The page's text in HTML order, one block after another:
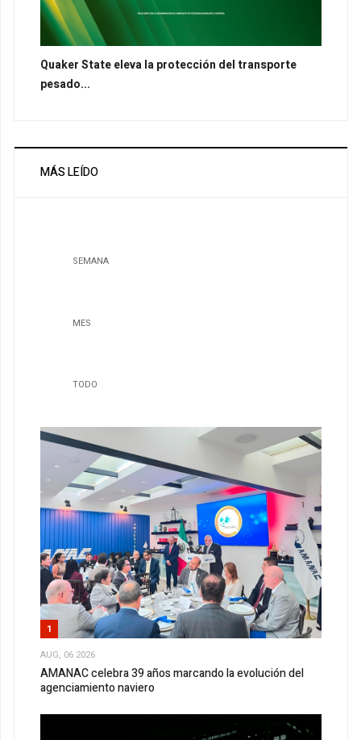
Quaker State eleva la protección del transporte
pesado...
MÁS LEÍDO
SEMANA
MES
TODO
1
AUG, 06 2026
AMANAC celebra 39 años marcando la evolución del
agenciamiento naviero